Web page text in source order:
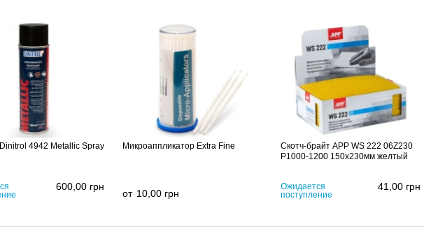
4942 Metallic Spray
600,00 грн
Микроаппликатор Extra Fine
от 10,00 грн
Cкотч-брайт APP WS 222 06Z230
P1000-1200 150х230мм желтый
Ожидается
поступление
41,00 грн